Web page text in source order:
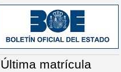
Última matrícula